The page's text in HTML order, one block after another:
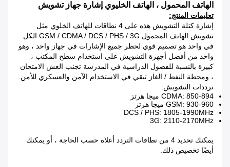
الهاتف المحمول ، الهاتف الخليوي إشارة جهاز تشويش
تعليمات المنتج:
إشارة كتلة التشويش هذه على 4 نطاقات للهاتف الخلوي مثل
تشويش الهاتف المحمول GSM / CDMA / DCS / PHS / 3G الكل
في واحد هو تصميم قوي لحظر جميع الإشارات في جهاز واحد ، وهو
واحد من أفضل أجهزة التشويش على استخدام سطح المكتب ،
كبيرة بالنسبة للفصول الدراسية في المدرسة تجنب الغش الامتحان
، ومحطة النفط / الغاز تبقي في الاستخدام الآمن والعسكري للأمن.
ترددات التشويش:
CDMA: 850-894 ميجا هرتز
GSM: 930-960 ميجا هرتز
DCS / PHS: 1805-1990MHz
3G: 2110-2170MHz
يمكنك تحديد 4 من نطاقات التردد أعلاه حسب الحاجة ، أو يمكنك
أيضًا تخصيص ذلك.